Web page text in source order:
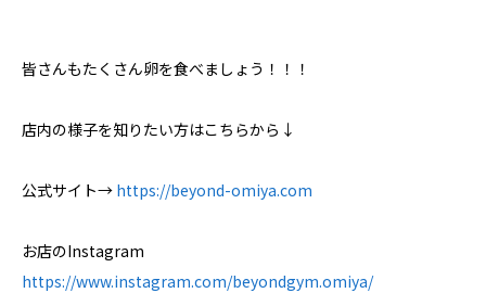
皆さんもたくさん卵を食べましょう！！！
店内の様子を知りたい方はこちらから↓
公式サイト→ https://beyond-omiya.com
お店のInstagram
https://www.instagram.com/beyondgym.omiya/